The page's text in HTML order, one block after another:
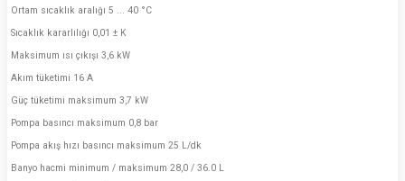
Ortam sıcaklık aralığı 5 ... 40 °C
Sıcaklık kararlılığı 0,01 ± K
Maksimum ısı çıkışı 3,6 kW
Akım tüketimi 16 A
Güç tüketimi maksimum 3,7 kW
Pompa basıncı maksimum 0,8 bar
Pompa akış hızı basıncı maksimum 25 L/dk
Banyo hacmi minimum / maksimum 28,0 / 36.0 L